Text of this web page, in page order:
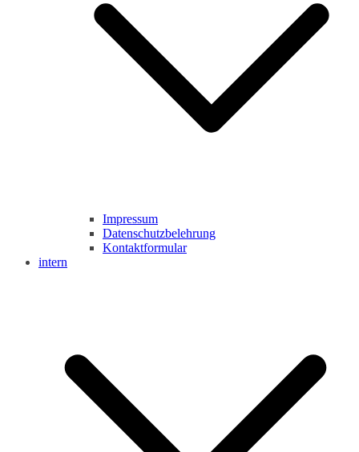
Impressum
Datenschutzbelehrung
Kontaktformular
intern